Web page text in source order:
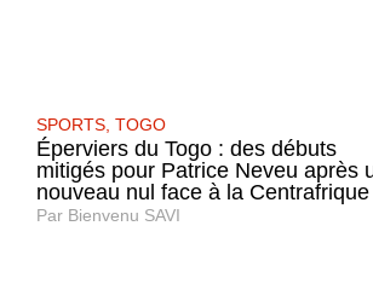
SPORTS TOGO
Éperviers du Togo : des débuts
mitigés pour Patrice Neveu après
nouveau nul face à la Centrafrique
Par Bienvenu SAVI